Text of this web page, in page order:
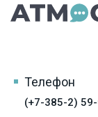
Телефон
(+7-385-2)